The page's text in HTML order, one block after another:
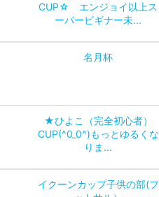
CUP☆ エンジョイ以上ス
ーパービギナー未...
名月杯
★ひよこ（完全初心者）
CUP(^0_0^)もっとゆるくな
りま...
イクーンカップ子供の部(フ